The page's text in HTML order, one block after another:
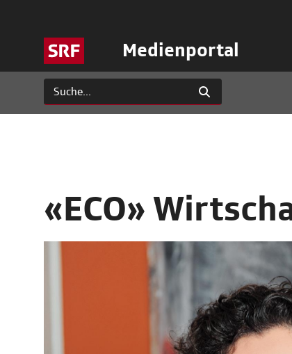
Medienportal
«ECO»